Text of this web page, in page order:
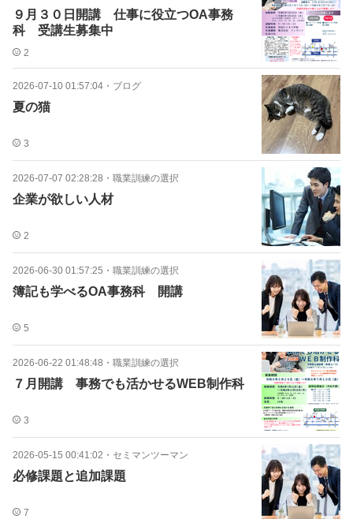
９月３０日開講 仕事に役立つOA事務
科 受講生募集中
2
2026-07-10 01:57:04 ・ ブログ
夏の猫
3
2026-07-07 02:28:28 ・ 職業訓練の選択
企業が欲しい人材
2
2026-06-30 01:57:25 ・ 職業訓練の選択
簿記も学べるOA事務科 開講
5
2026-06-22 01:48:48 ・ 職業訓練の選択
７月開講 事務でも活かせるWEB制作科
3
2026-05-15 00:41:02 ・ セミマンツーマン
必修課題と追加課題
7